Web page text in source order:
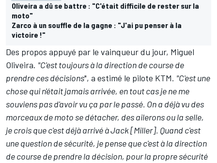
Oliveira a dû se battre : "C'était difficile de rester sur la
moto"
Zarco à un souffle de la gagne : "J'ai pu penser à la
victoire !"
Des propos appuyé par le vainqueur du jour, Miguel
Oliveira. "C'est toujours à la direction de course de
prendre ces décisions", a estimé le pilote KTM. "C'est une
chose qui n'était jamais arrivée, en tout cas je ne me
souviens pas d'avoir vu ça par le passé. On a déjà vu des
morceaux de moto se détacher, des ailerons ou la selle,
je crois que c'est déjà arrivé à Jack [Miller]. Quand c'est
une question de sécurité, je pense que c'est à la direction
de course de prendre la décision, pour la propre sécurité